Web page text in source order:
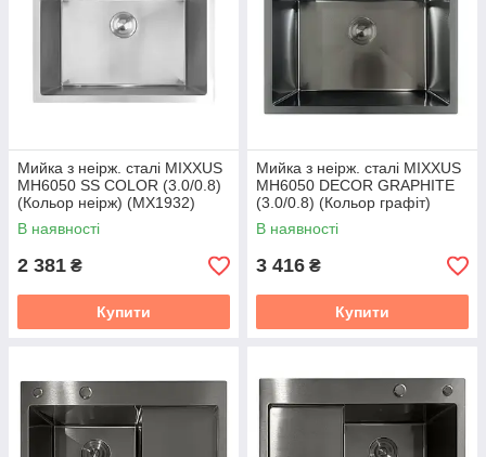
Мийка з неірж. сталі MIXXUS
MH6050 SS COLOR (3.0/0.8)
(Кольор неірж) (MX1932)
В наявності
2 381 ₴
Купити
Мийка з неірж. сталі MIXXUS
MH6050 DECOR GRAPHITE
(3.0/0.8) (Кольор графіт)
(MX1934)
В наявності
3 416 ₴
Купити